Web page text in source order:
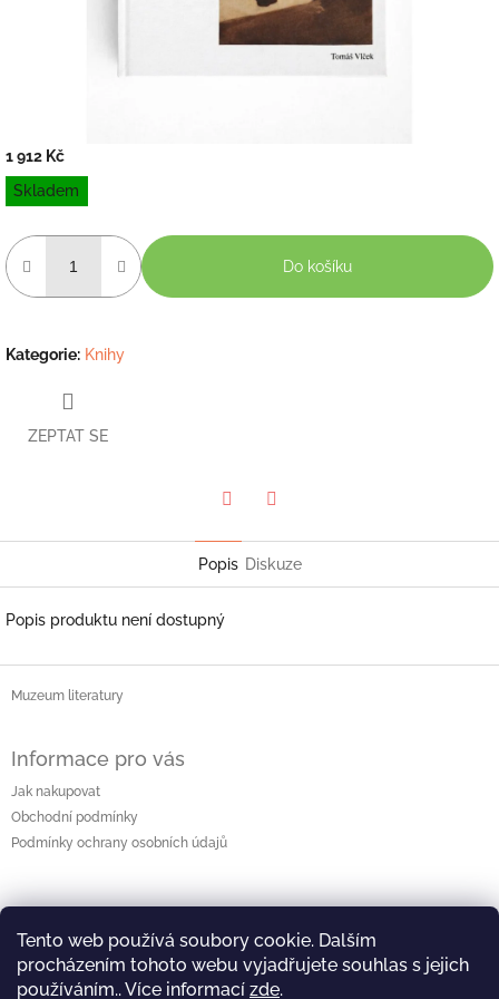
Tento web používá soubory cookie. Dalším
procházením tohoto webu vyjadřujete souhlas s jejich
používáním.. Více informací zde.
1 912 Kč
Měrná
cena:
Skladem
Do košíku
Kategorie: Knihy
ZEPTAT SE
Popis Diskuze
Popis produktu není dostupný
Muzeum literatury
Informace pro vás
Jak nakupovat
Obchodní podmínky
Podmínky ochrany osobních údajů
kuncova @ pamatnik-np.cz